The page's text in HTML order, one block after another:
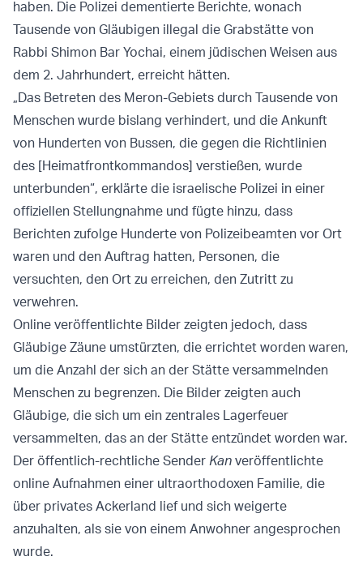
haben. Die Polizei dementierte Berichte, wonach
Tausende von Gläubigen illegal die Grabstätte von
Rabbi Shimon Bar Yochai, einem jüdischen Weisen aus
dem 2. Jahrhundert, erreicht hätten.
„Das Betreten des Meron-Gebiets durch Tausende von
Menschen wurde bislang verhindert, und die Ankunft
von Hunderten von Bussen, die gegen die Richtlinien
des [Heimatfrontkommandos] verstießen, wurde
unterbunden“, erklärte die israelische Polizei in einer
offiziellen Stellungnahme und fügte hinzu, dass
Berichten zufolge Hunderte von Polizeibeamten vor Ort
waren und den Auftrag hatten, Personen, die
versuchten, den Ort zu erreichen, den Zutritt zu
verwehren.
Online veröffentlichte Bilder zeigten jedoch, dass
Gläubige Zäune umstürzten, die errichtet worden waren,
um die Anzahl der sich an der Stätte versammelnden
Menschen zu begrenzen. Die Bilder zeigten auch
Gläubige, die sich um ein zentrales Lagerfeuer
versammelten, das an der Stätte entzündet worden war.
Der öffentlich-rechtliche Sender Kan veröffentlichte
online Aufnahmen einer ultraorthodoxen Familie, die
über privates Ackerland lief und sich weigerte
anzuhalten, als sie von einem Anwohner angesprochen
wurde.